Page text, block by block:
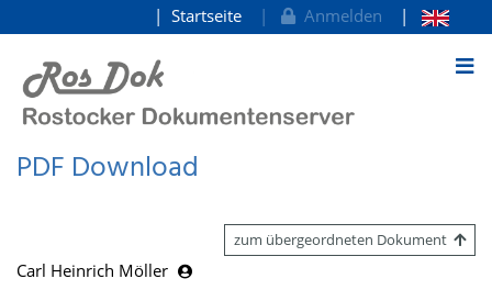
zum Inhalt
Startseite Anmelden
PDF Download
zum übergeordneten Dokument
Carl Heinrich Möller